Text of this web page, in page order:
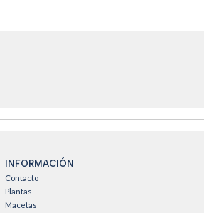
INFORMACIÓN
Contacto
Plantas
Macetas